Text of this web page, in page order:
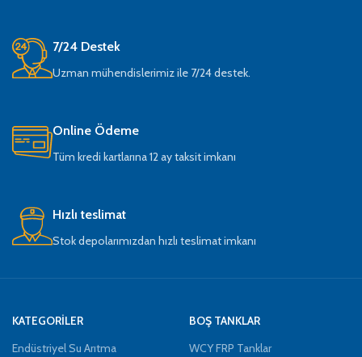
7/24 Destek
Uzman mühendislerimiz ile 7/24 destek.
Online Ödeme
Tüm kredi kartlarına 12 ay taksit imkanı
Hızlı teslimat
Stok depolarımızdan hızlı teslimat imkanı
KATEGORİLER
Endüstriyel Su Arıtma
BOŞ TANKLAR
WCY FRP Tanklar